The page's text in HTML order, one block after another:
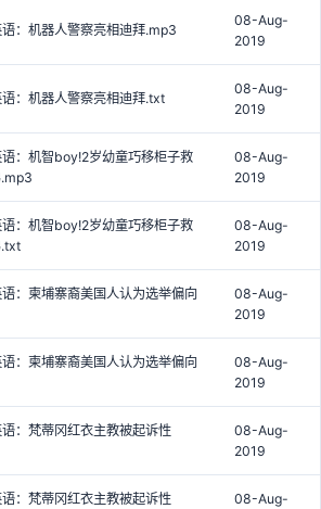
：机器人警察亮相迪拜.mp3
08-Aug-
2019
：机器人警察亮相迪拜.txt
08-Aug-
2019
：机智boy!2岁幼童巧移柜子救
08-Aug-
2019
：机智boy!2岁幼童巧移柜子救
.txt
08-Aug-
2019
：柬埔寨裔美国人认为选举偏向
08-Aug-
2019
：柬埔寨裔美国人认为选举偏向
08-Aug-
2019
：梵蒂冈红衣主教被起诉性
08-Aug-
2019
：梵蒂冈红衣主教被起诉性
08-Aug-